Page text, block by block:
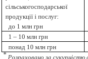
сільськогосподарської
продукції і послуг:
до 1 млн грн
1 – 10 млн грн
понад 10 млн грн
* Розраховано за сукупністю